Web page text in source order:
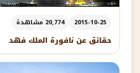
2015-10-25 20,774 مشاهدة
حقائق عن نافورة الملك فهد